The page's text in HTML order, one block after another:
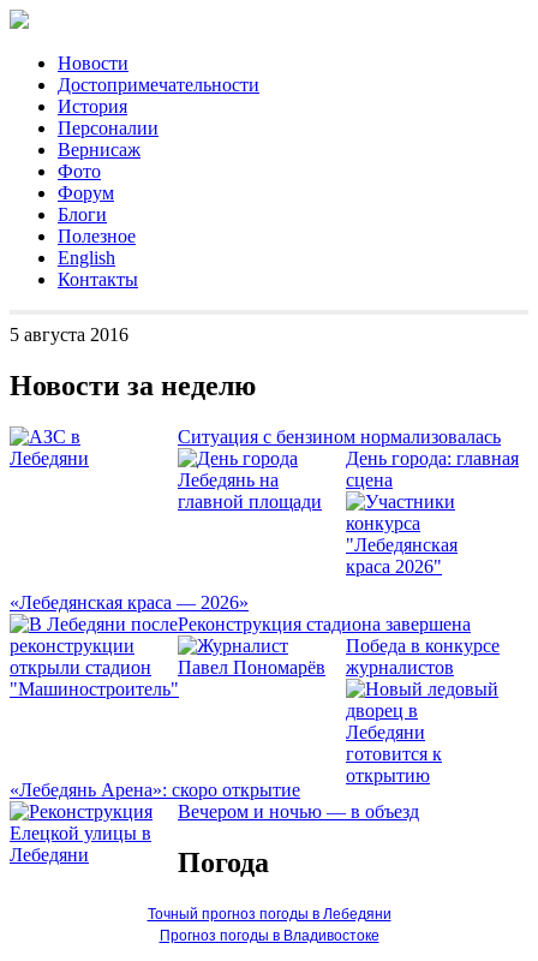
Новости
Достопримечательности
История
Персоналии
Вернисаж
Фото
Форум
Блоги
Полезное
English
Контакты
5 августа 2016
Новости за неделю
Ситуация с бензином нормализовалась
День города: главная
сцена
«Лебедянская краса — 2026»
Реконструкция стадиона завершена
Победа в конкурсе
журналистов
«Лебедянь Арена»: скоро открытие
Вечером и ночью — в объезд
Погода
Точный прогноз погоды в Лебедяни
Прогноз погоды в Владивостоке